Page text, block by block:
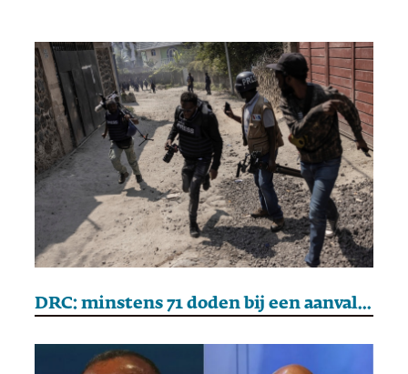
DRC: minstens 71 doden bij een aanval van ADF-rebellen